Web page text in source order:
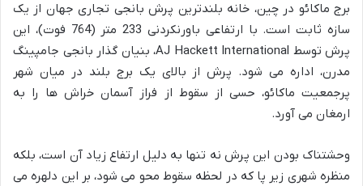
برج ماکائو در چین، خانه بلندترین پرش بانجی تجاری جهان از یک
سازه ثابت است. با ارتفاعی باورنکردنی 233 متر (764 فوت)، این
پرش توسط AJ Hackett International، بنیان گذار بانجی جامپینگ
مدرن، اداره می شود. پرش از بالای یک برج بلند در میان شهر
پرجمعیت ماکائو، حسی از سقوط از فراز آسمان خراش ها را به
ارمغان می آورد.
وحشتناک بودن این پرش نه تنها به دلیل ارتفاع زیاد آن است، بلکه
منظره شهری زیر پا که در لحظه سقوط محو می شود، بر این دلهره می